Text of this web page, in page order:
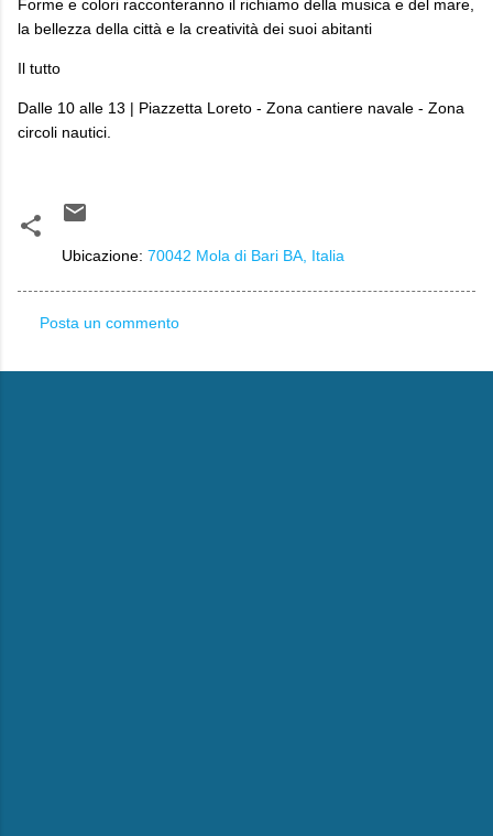
Forme e colori racconteranno il richiamo della musica e del mare,
la bellezza della città e la creatività dei suoi abitanti
Il tutto
Dalle 10 alle 13 | Piazzetta Loreto - Zona cantiere navale - Zona
circoli nautici.
Ubicazione: 70042 Mola di Bari BA, Italia
o
Posta un commento